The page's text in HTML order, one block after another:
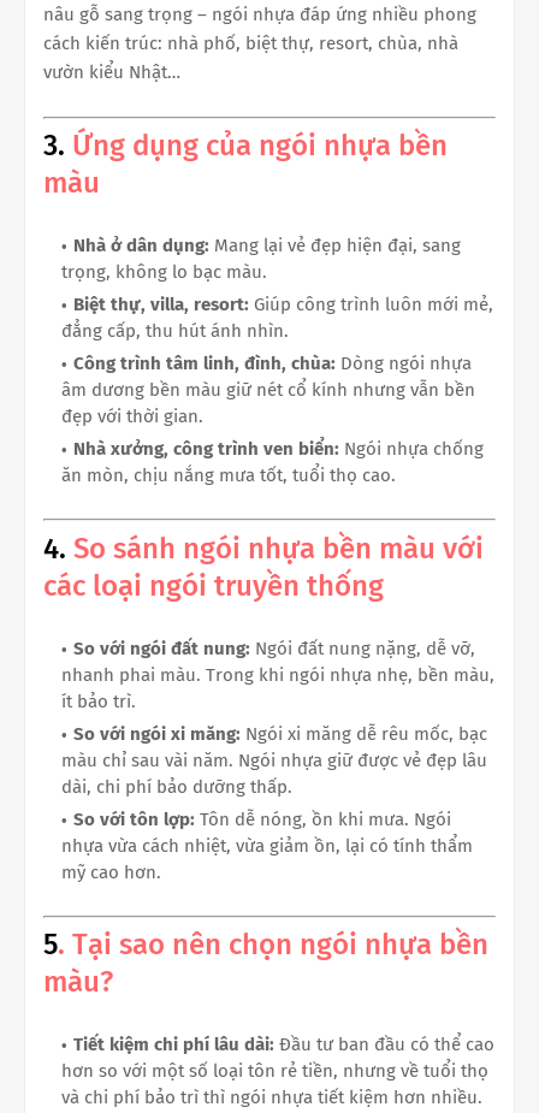
nâu gỗ sang trọng – ngói nhựa đáp ứng nhiều phong
cách kiến trúc: nhà phố, biệt thự, resort, chùa, nhà
vườn kiểu Nhật…
3. Ứng dụng của ngói nhựa bền
màu
Nhà ở dân dụng: Mang lại vẻ đẹp hiện đại, sang
trọng, không lo bạc màu.
Biệt thự, villa, resort: Giúp công trình luôn mới mẻ,
đẳng cấp, thu hút ánh nhìn.
Công trình tâm linh, đình, chùa: Dòng ngói nhựa
âm dương bền màu giữ nét cổ kính nhưng vẫn bền
đẹp với thời gian.
Nhà xưởng, công trình ven biển: Ngói nhựa chống
ăn mòn, chịu nắng mưa tốt, tuổi thọ cao.
4. So sánh ngói nhựa bền màu với
các loại ngói truyền thống
So với ngói đất nung: Ngói đất nung nặng, dễ vỡ,
nhanh phai màu. Trong khi ngói nhựa nhẹ, bền màu,
ít bảo trì.
So với ngói xi măng: Ngói xi măng dễ rêu mốc, bạc
màu chỉ sau vài năm. Ngói nhựa giữ được vẻ đẹp lâu
dài, chi phí bảo dưỡng thấp.
So với tôn lợp: Tôn dễ nóng, ồn khi mưa. Ngói
nhựa vừa cách nhiệt, vừa giảm ồn, lại có tính thẩm
mỹ cao hơn.
5. Tại sao nên chọn ngói nhựa bền
màu?
Tiết kiệm chi phí lâu dài: Đầu tư ban đầu có thể cao
hơn so với một số loại tôn rẻ tiền, nhưng về tuổi thọ
và chi phí bảo trì thì ngói nhựa tiết kiệm hơn nhiều.